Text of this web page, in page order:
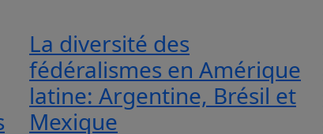
La diversité des
fédéralismes en Amérique
latine: Argentine, Brésil et
Mexique